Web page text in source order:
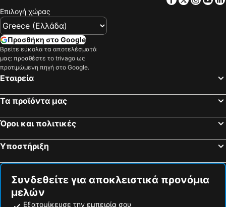
Επιλογή χώρας
Προσθήκη στο Google
Βρείτε εύκολα τα αποτελέσματά
μας: προσθέστε το trivago ως
προτιμώμενη πηγή στο Google.
Εταιρεία
Τα προϊόντα μας
Όροι και πολιτικές
Υποστήριξη
Συνδεθείτε για αποκλειστικά προνόμια
μελών
Εξατομίκευσε την εμπειρία σου